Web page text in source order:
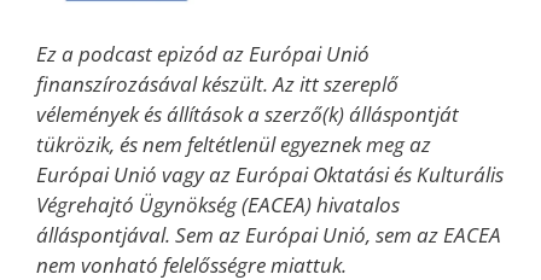
Ez a podcast epizód az Európai Unió
finanszírozásával készült. Az itt szereplő
vélemények és állítások a szerző(k) álláspontját
tükrözik, és nem feltétlenül egyeznek meg az
Európai Unió vagy az Európai Oktatási és Kulturális
Végrehajtó Ügynökség (EACEA) hivatalos
álláspontjával. Sem az Európai Unió, sem az EACEA
nem vonható felelősségre miattuk.